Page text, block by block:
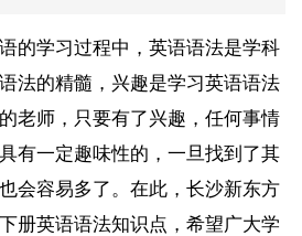
学习过程中，英语语法是学科
法的精髓，兴趣是学习英语语法
老师，只要有了兴趣，任何事情
有一定趣味性的，一旦找到了其
会容易多了。在此，长沙新东方
册英语语法知识点，希望广大学